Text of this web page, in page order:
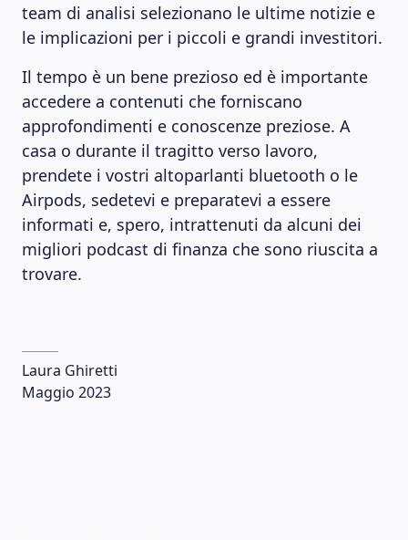
team di analisi selezionano le ultime notizie e
le implicazioni per i piccoli e grandi investitori.
Il tempo è un bene prezioso ed è importante
accedere a contenuti che forniscano
approfondimenti e conoscenze preziose. A
casa o durante il tragitto verso lavoro,
prendete i vostri altoparlanti bluetooth o le
Airpods, sedetevi e preparatevi a essere
informati e, spero, intrattenuti da alcuni dei
migliori podcast di finanza che sono riuscita a
trovare.
Laura Ghiretti
Maggio 2023